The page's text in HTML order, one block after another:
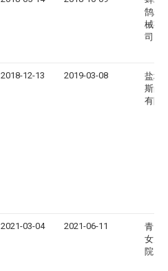
鹄精
械有
司
2018-12-13 2019-03-08
盐城
斯尚
有限
2021-03-04 2021-06-11
青岛
女儿
院